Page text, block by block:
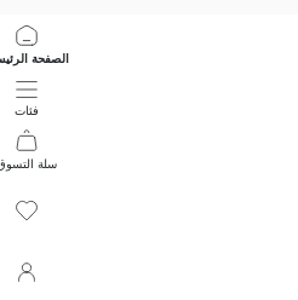
الصفحة
فئات
سلة